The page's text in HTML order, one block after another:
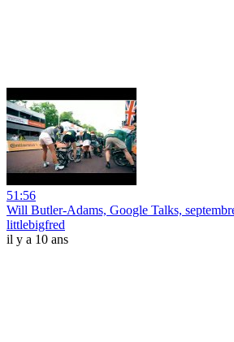
51:56
Will Butler-Adams, Google Talks,
littlebigfred
il y a 10 ans